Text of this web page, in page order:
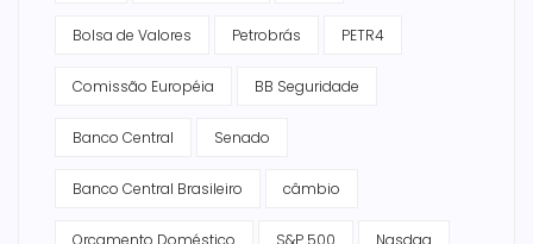
Bolsa de Valores Petrobrás PETR4
Comissão Européia BB Seguridade
Banco Central Senado
Banco Central Brasileiro câmbio
Orçamento Doméstico S&P 500 Nasdaq